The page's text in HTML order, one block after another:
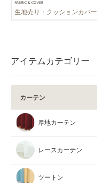
FABRIC & COVER
生地売り・クッションカバー
アイテムカテゴリー
カーテン
厚地カーテン
レースカーテン
ツートン